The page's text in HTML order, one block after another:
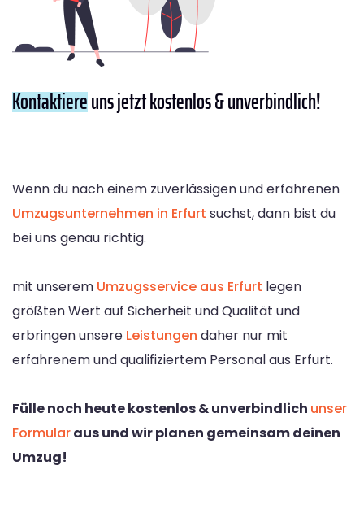
Kontaktiereuns jetzt kostenlos & unverbindlich!
Wenn du nach einem zuverlässigen und erfahrenen
Umzugsunternehmen in Erfurt suchst, dann bist du
bei uns genau richtig.
mit unserem Umzugsservice aus Erfurt legen
größten Wert auf Sicherheit und Qualität und
erbringen unsere Leistungen daher nur mit
erfahrenem und qualifiziertem Personal aus Erfurt.
Fülle noch heute kostenlos & unverbindlich unser
Formularaus und wir planen gemeinsam deinen
Umzug!